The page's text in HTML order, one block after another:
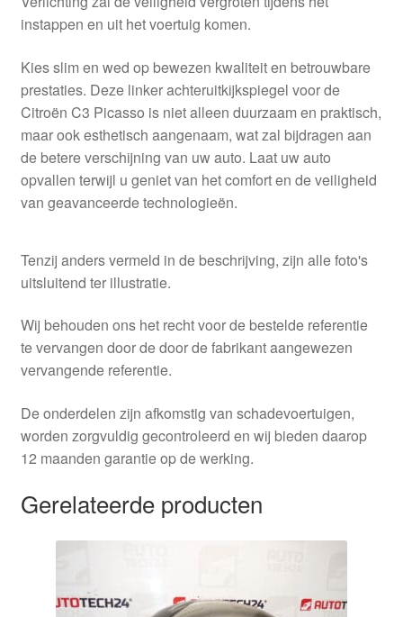
instappen en uit het voertuig komen.
Kies slim en wed op bewezen kwaliteit en betrouwbare
prestaties. Deze linker achteruitkijkspiegel voor de
Citroën C3 Picasso is niet alleen duurzaam en praktisch,
maar ook esthetisch aangenaam, wat zal bijdragen aan
de betere verschijning van uw auto. Laat uw auto
opvallen terwijl u geniet van het comfort en de veiligheid
van geavanceerde technologieën.
Tenzij anders vermeld in de beschrijving, zijn alle foto's
uitsluitend ter illustratie.
Wij behouden ons het recht voor de bestelde referentie
te vervangen door de door de fabrikant aangewezen
vervangende referentie.
De onderdelen zijn afkomstig van schadevoertuigen,
worden zorgvuldig gecontroleerd en wij bieden daarop
12 maanden garantie op de werking.
Gerelateerde producten